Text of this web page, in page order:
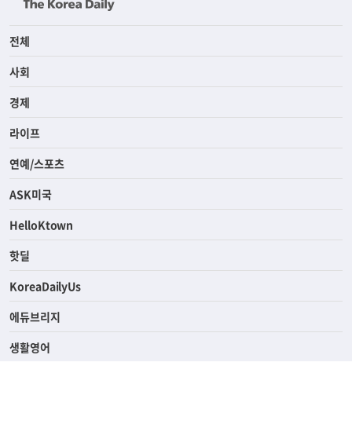
전체
사회
경제
라이프
연예/스포츠
ASK미국
HelloKtown
핫딜
KoreaDailyUs
에듀브리지